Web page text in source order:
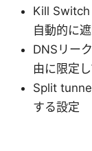
Kill Switch
自動的に
DNSリー
由に限定
Split
する設定